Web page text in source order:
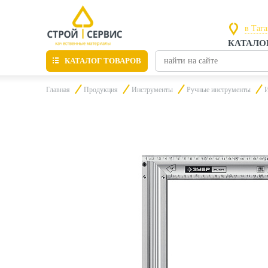
в
в
КАТАЛОГ ТОВАРОВ
Утепление
Главная Продукция Инструменты Ручные инструменты